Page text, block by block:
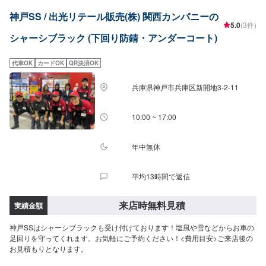
神戸SS / 出光リテール販売(株) 関西カンパニーの
シャーシブラック (下回り防錆・アンダーコート)
5.0(3件)
代車OK カードOK QR決済OK
兵庫県神戸市兵庫区新開地3-2-11
10:00 ~ 17:00
年中無休
平均13時間で返信
実績金額 来店時無料見積
神戸SSはシャーシブラックも受け付けております！塩風や雪などからお車の
足回りを守ってくれます。お気軽にご予約ください！<費用目安>ご来店後の
お見積もりとなります。